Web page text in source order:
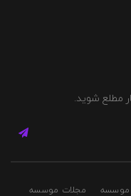
مطلع شوید.
مجلات موسسه